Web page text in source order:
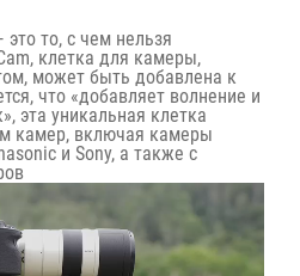
то, с чем нельзя
клетка для камеры,
может быть добавлена к
что «добавляет волнение и
эта уникальная клетка
камер, включая камеры
и Sony, а также с